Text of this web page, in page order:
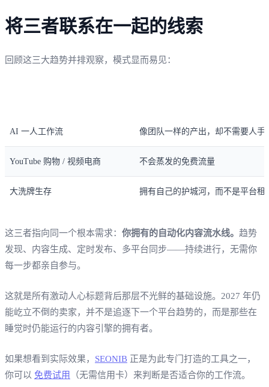
将三者联系在一起的线索
回顾这三大趋势并排观察，模式显而易见：
AI 一人工作流 像团队一样的产出，却不需要人手
YouTube 购物 / 视频电商 不会蒸发的免费流量
大洗牌生存 拥有自己的护城河，而不是平台租
这三者指向同一个根本需求： 你拥有的自动化内容流水线。 趋势
发现、内容生成、定时发布、多平台同步——持续进行，无需你
每一步都亲自参与。
这就是所有激动人心标题背后那层不光鲜的基础设施。2027 年仍
能屹立不倒的卖家，并不是追逐下一个平台趋势的，而是那些在
睡觉时仍能运行的内容引擎的拥有者。
如果想看到实际效果， SEONIB 正是为此专门打造的工具之一，
你可以 免费试用 （无需信用卡）来判断是否适合你的工作流。